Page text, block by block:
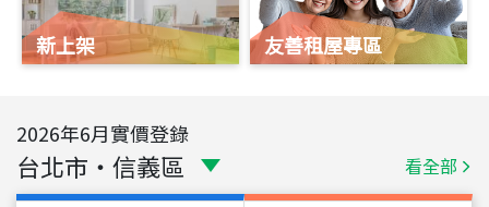
新上架 友善租屋專區
2026年6月實價登錄
台北市 ・ 信義區 看全部